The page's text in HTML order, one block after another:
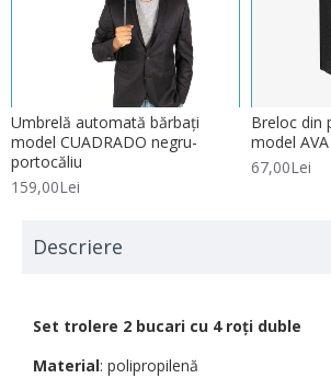
Umbrelă automată bărbați
model CUADRADO negru-
portocăliu
159,00Lei
Breloc din
model
67,00Lei
Descriere
Set trolere 2 bucari cu 4 roți duble
Material: polipropilenă